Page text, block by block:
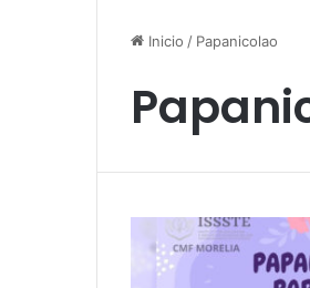
Inicio / Papanicolao